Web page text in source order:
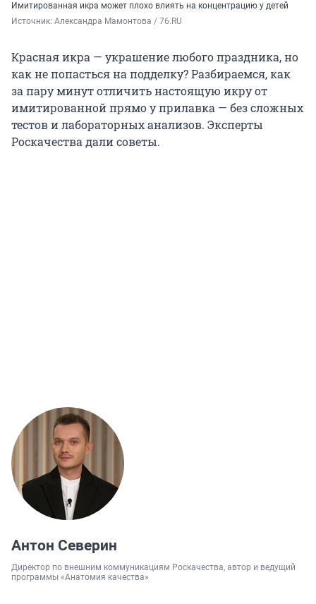
Имитированная икра может плохо влиять на концентрацию у детей
Источник: Александра Мамонтова / 76.RU
Красная икра — украшение любого праздника, но
как не попасться на подделку? Разбираемся, как
за пару минут отличить настоящую икру от
имитированной прямо у прилавка — без сложных
тестов и лабораторных анализов. Эксперты
Роскачества дали советы.
Антон Северин
Директор по внешним коммуникациям Роскачества, автор и ведущий
программы «Анатомия качества»